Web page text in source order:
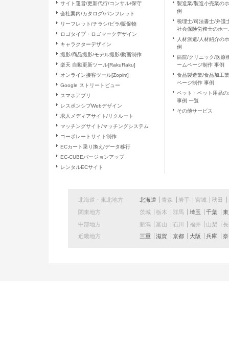
（９）個人情報保護方針
当社ホームページの個人情報保
（１０）ご本人の権利の尊重
当社に対する個人情報のご提供
た場合、当社は、上記「個人情
ございます。また、これにより
（１１）当社の個人情報の取扱い
窓口の名称
サイト運営/更新代行/コンサル/保守
会社案内/カタログ/パンフレット
リーフレット/チラシ/ビラ/販促物
ロゴタイプ・ロゴマークデザイン
キャラクターデザイン
撮影/商品撮影/モデル撮影/動画制作
楽天 自動更新ツール[RakuRaku]
オンライン接客ツール[Zopim]
Google ストリートビュー
スマホアプリ
レスポンシブWebデザイン
求人メディアサイト/リクルート
マッチングサイト/マッチングシステム
コーポレートサイト制作
ECカート乗り換え/データ移行
EC-CUBEバージョンアップ
レンタルECサイト
製造業/製造小売業の
例
税理士/司法書士/弁護
社会保険労務士のホ
人材派遣/人材紹介の
例
病院/クリニック/医療
ームページ制作 事例
食品製造業/食品加工
ページ制作 事例
ペット・ペット用品
事例 一覧
その他サービス
北海道・東北地方 北海道 青森 岩手 宮城 秋田
関東地方
茨城 栃木 群馬 埼玉 千葉
中部地方
新潟 富山 石川 福井 山梨
近畿地方
三重 滋賀 京都 大阪 兵庫